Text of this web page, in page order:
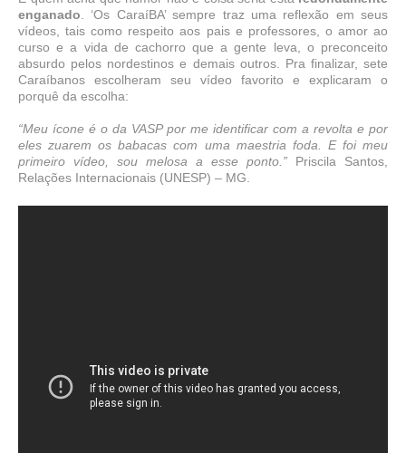
enganado . ‘Os CaraíBA’ sempre traz uma reflexão em seus
vídeos, tais como respeito aos pais e professores, o amor ao
curso e a vida de cachorro que a gente leva, o preconceito
absurdo pelos nordestinos e demais outros. Pra finalizar, sete
Caraíbanos escolheram seu vídeo favorito e explicaram o
porquê da escolha:
“Meu ícone é o da VASP por me identificar com a revolta e por
eles zuarem os babacas com uma maestria foda. E foi meu
primeiro vídeo, sou melosa a esse ponto.” Priscila Santos,
Relações Internacionais (UNESP) – MG.